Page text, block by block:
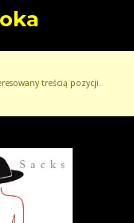
treścią pozycji.